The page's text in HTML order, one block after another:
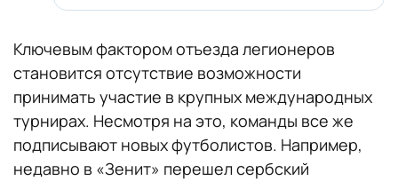
Ключевым фактором отъезда легионеров
становится отсутствие возможности
принимать участие в крупных международных
турнирах. Несмотря на это, команды все же
подписывают новых футболистов. Например,
недавно в «Зенит» перешел сербский